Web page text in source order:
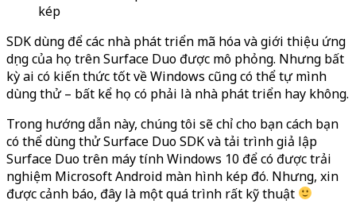
kép
SDK dùng để các nhà phát triển mã hóa và giới thiệu ứng
dụng của họ trên Surface Duo được mô phỏng. Nhưng bất
kỳ ai có kiến thức tốt về Windows cũng có thể tự mình
dùng thử – bất kể họ có phải là nhà phát triển hay không.
Trong hướng dẫn này, chúng tôi sẽ chỉ cho bạn cách bạn
có thể dùng thử Surface Duo SDK và tải trình giả lập
Surface Duo trên máy tính Windows 10 để có được trải
nghiệm Microsoft Android màn hình kép đó. Nhưng, xin
được cảnh báo, đây là một quá trình rất kỹ thuật